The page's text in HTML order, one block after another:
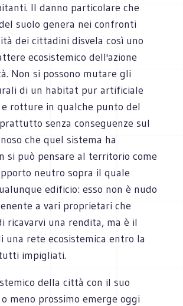
Il danno particolare che
suolo genera nei confronti
dei cittadini disvela così uno
ecosistemico dell'azione
Non si possono mutare gli
di un habitat pur artificiale
rotture in qualche punto del
senza conseguenze sul
che quel sistema ha
si può pensare al territorio come
neutro sopra il quale
edificio: esso non è nudo
a vari proprietari che
ricavarvi una rendita, ma è il
una rete ecosistemica entro la
impigliati.
della città con il suo
meno prossimo emerge oggi